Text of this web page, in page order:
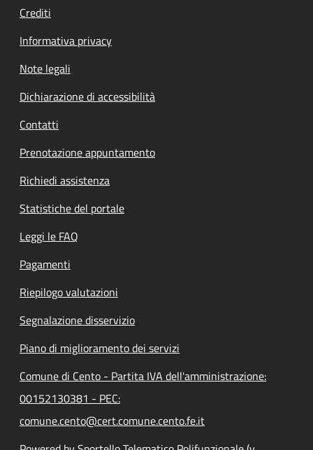
Crediti
Informativa privacy
Note legali
Dichiarazione di accessibilità
Contatti
Prenotazione appuntamento
Richiedi assistenza
Statistiche del portale
Leggi le FAQ
Pagamenti
Riepilogo valutazioni
Segnalazione disservizio
Piano di miglioramento dei servizi
Comune di Cento - Partita IVA dell'amministrazione:
00152130381 - PEC:
comune.cento@cert.comune.cento.fe.it